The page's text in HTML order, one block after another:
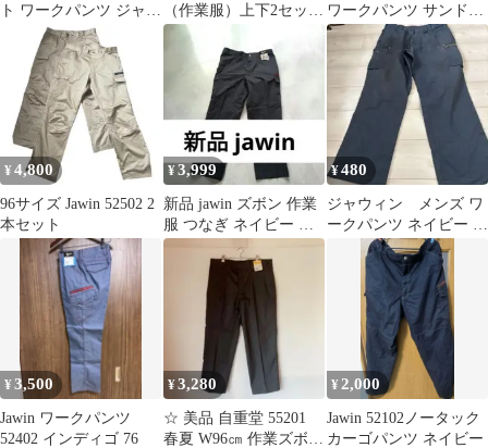
ト ワークパンツ ジャケ
（作業服）上下2セット
（4点）
ワークパンツ サンドベ
ージュ 91cm 春夏
¥ 4,800
96サイズ Jawin 52502 2
本セット
¥3,999
新品 jawin ズボン 作業
服 つなぎ ネイビー ウ
エスト96 WORKMAN
¥480
ジャウィン メンズ ワ
ークパンツ ネイビー カ
ーゴパンツ
¥3,500
Jawin ワークパンツ
52402 インディゴ 76
¥3,280
☆ 美品 自重堂 55201
春夏 W96㎝ 作業ズボン
¥ 2,000
Jawin 52102ノータック
カーゴパンツ ネイビー